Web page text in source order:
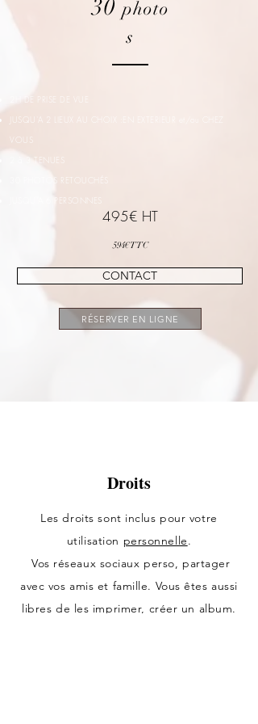
30 photo
s
2H DE PRISE DE VUE
JUSQU'A 2 LIEUX AU CHOIX :EN EXTERIEUR et/ou CHEZ
2 à 3 TENUES
30 PHOTOS RETOUCHÉS
JUSQU'A 6 PERSONNES
495€ HT
594€ TTC
CONTACT
RÉSERVER EN LIGNE
Droits
Les droits sont inclus pour votre
utilisation personnelle.
Vos réseaux sociaux perso, partager
avec vos amis et famille. Vous êtes aussi
libres de les imprimer, créer un album.